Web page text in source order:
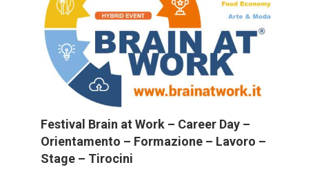
Festival Brain at Work – Career Day –
Orientamento – Formazione – Lavoro –
Stage – Tirocini